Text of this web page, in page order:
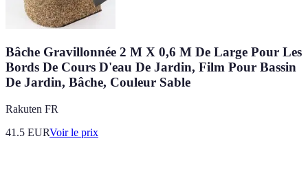
Bâche Gravillonnée 2 M X 0,6 M De Large Pour Les
Bords De Cours D'eau De Jardin, Film Pour Bassin
De Jardin, Bâche, Couleur Sable
Rakuten FR
41.5 EURVoir le prix